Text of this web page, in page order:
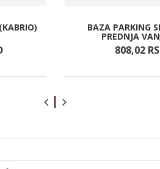
BAZA PARKING
PREDNJA
808,02